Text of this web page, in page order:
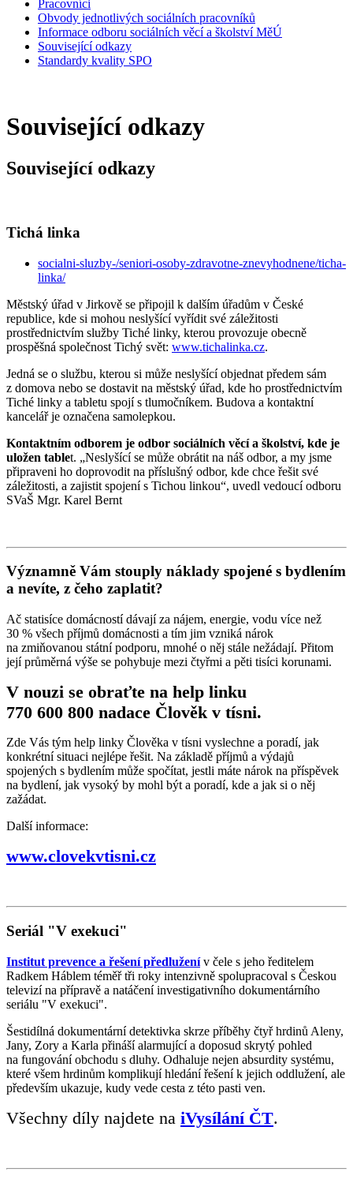
Pracovníci
Obvody jednotlivých sociálních pracovníků
Informace odboru sociálních věcí a školství MěÚ
Související odkazy
Standardy kvality SPO
Související odkazy
Související odkazy
Tichá linka
socialni-sluzby-/seniori-osoby-zdravotne-znevyhodnene/ticha-
linka/
Městský úřad v Jirkově se připojil k dalším úřadům v České
republice, kde si mohou neslyšící vyřídit své záležitosti
prostřednictvím služby Tiché linky, kterou provozuje obecně
prospěšná společnost Tichý svět: www.tichalinka.cz.
Jedná se o službu, kterou si může neslyšící objednat předem sám
z domova nebo se dostavit na městský úřad, kde ho prostřednictvím
Tiché linky a tabletu spojí s tlumočníkem. Budova a kontaktní
kancelář je označena samolepkou.
Kontaktním odborem je odbor sociálních věcí a školství, kde je
uložen tablet. „Neslyšící se může obrátit na náš odbor, a my jsme
připraveni ho doprovodit na příslušný odbor, kde chce řešit své
záležitosti, a zajistit spojení s Tichou linkou“, uvedl vedoucí odboru
SVaŠ Mgr. Karel Bernt
Významně Vám stouply náklady spojené s bydlením
a nevíte, z čeho zaplatit?
Ač statisíce domácností dávají za nájem, energie, vodu více než
30 % všech příjmů domácnosti a tím jim vzniká nárok
na zmiňovanou státní podporu, mnohé o něj stále nežádají. Přitom
její průměrná výše se pohybuje mezi čtyřmi a pěti tisíci korunami.
V nouzi se obraťte na help linku
770 600 800 nadace Člověk v tísni.
Zde Vás tým help linky Člověka v tísni vyslechne a poradí, jak
konkrétní situaci nejlépe řešit. Na základě příjmů a výdajů
spojených s bydlením může spočítat, jestli máte nárok na příspěvek
na bydlení, jak vysoký by mohl být a poradí, kde a jak si o něj
zažádat.
Další informace:
www.clovekvtisni.cz
Seriál "V exekuci"
Institut prevence a řešení předluženív čele s jeho ředitelem
Radkem Háblem téměř tři roky intenzivně spolupracoval s Českou
televizí na přípravě a natáčení investigativního dokumentárního
seriálu "V exekuci".
Šestidílná dokumentární detektivka skrze příběhy čtyř hrdinů Aleny,
Jany, Zory a Karla přináší alarmující a doposud skrytý pohled
na fungování obchodu s dluhy. Odhaluje nejen absurdity systému,
které všem hrdinům komplikují hledání řešení k jejich oddlužení, ale
především ukazuje, kudy vede cesta z této pasti ven.
Všechny díly najdete na iVysílání ČT.